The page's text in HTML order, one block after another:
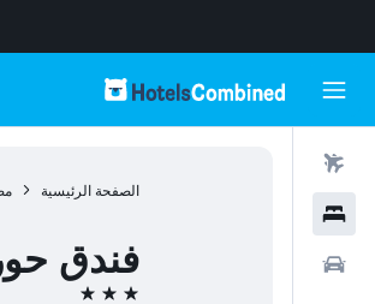
الصفحة الرئيسية
فندق
3 نجوم